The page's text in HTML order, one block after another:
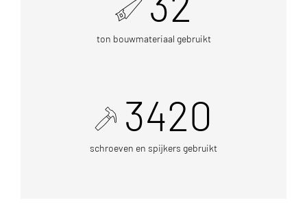
ton bouwmateriaal gebruikt
3420
schroeven en spijkers gebruikt